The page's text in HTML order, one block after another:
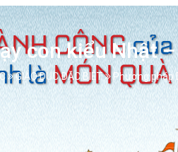
con kiểu Nhật
GIÁO DỤC ĐẶC BIỆT Phương pháp